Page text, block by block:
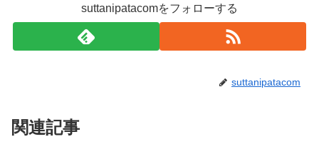
suttanipatacomをフォローする
suttanipatacom
関連記事